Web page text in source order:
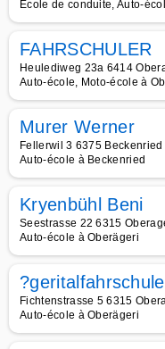
Ecole de conduite, Auto-
FAHRSCHULER
Heulediweg 23a 6414
Auto-école, Moto-école à
Murer Werner
Fellerwil 3 6375
Auto-école à Beckenried
Kryenbühl Beni
Seestrasse 22 6315
Auto-école à Oberägeri
Fichtenstrasse 5 6315
Auto-école à Oberägeri